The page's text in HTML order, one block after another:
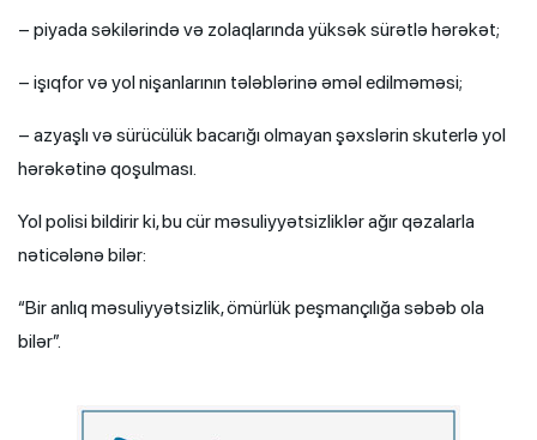
– piyada səkilərində və zolaqlarında yüksək sürətlə hərəkət;
– işıqfor və yol nişanlarının tələblərinə əməl edilməməsi;
– azyaşlı və sürücülük bacarığı olmayan şəxslərin skuterlə yol
hərəkətinə qoşulması.
Yol polisi bildirir ki, bu cür məsuliyyətsizliklər ağır qəzalarla
nəticələnə bilər:
“Bir anlıq məsuliyyətsizlik, ömürlük peşmançılığa səbəb ola
bilər”.